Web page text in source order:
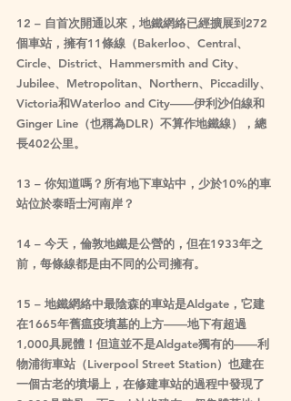
12 – 自首次開通以來，地鐵網絡已經擴展到272
個車站，擁有11條線（Bakerloo、Central、
Circle、District、Hammersmith and City、
Jubilee、Metropolitan、Northern、Piccadilly、
Victoria和Waterloo and City——伊利沙伯線和
Ginger Line（也稱為DLR）不算作地鐵線），總
長402公里。
13 – 你知道嗎？所有地下車站中，少於10%的車
站位於泰晤士河南岸？
14 – 今天，倫敦地鐵是公營的，但在1933年之
前，每條線都是由不同的公司擁有。
15 – 地鐵網絡中最陰森的車站是Aldgate，它建
在1665年舊瘟疫墳墓的上方——地下有超過
1,000具屍體！但這並不是Aldgate獨有的——利
物浦街車站（Liverpool Street Station）也建在
一個古老的墳場上，在修建車站的過程中發現了